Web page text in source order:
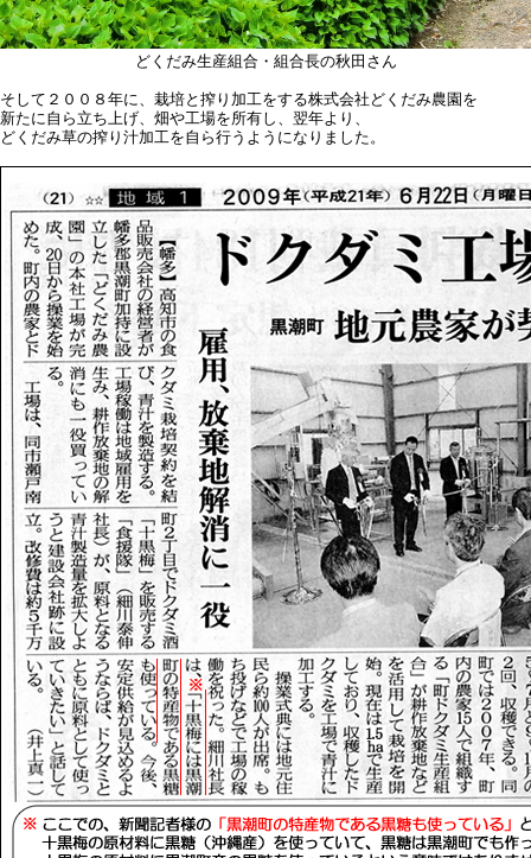
どくだみ生産組合・組合長の秋田さん
そして２００８年に、栽培と搾り加工をする株式会社どくだみ農園を
新たに自ら立ち上げ、畑や工場を所有し、翌年より、
どくだみ草の搾り汁加工を自ら行うようになりました。